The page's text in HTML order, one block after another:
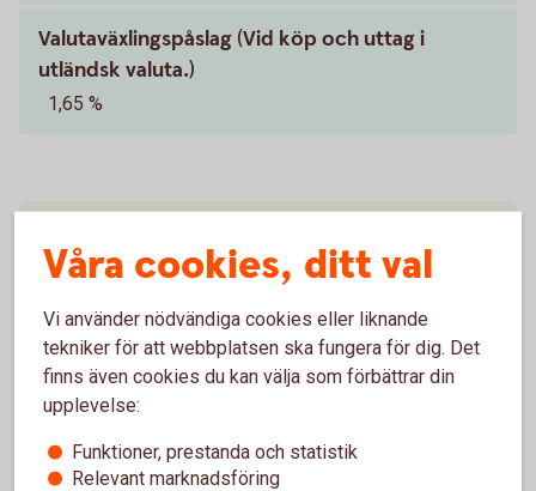
Valutaväxlingspåslag (Vid köp och uttag i
utländsk valuta.)
1,65 %
Villkor kort
Våra cookies, ditt val
Vi använder nödvändiga cookies eller liknande
tekniker för att webbplatsen ska fungera för dig. Det
finns även cookies du kan välja som förbättrar din
upplevelse:
Funktioner, prestanda och statistik
Relevant marknadsföring